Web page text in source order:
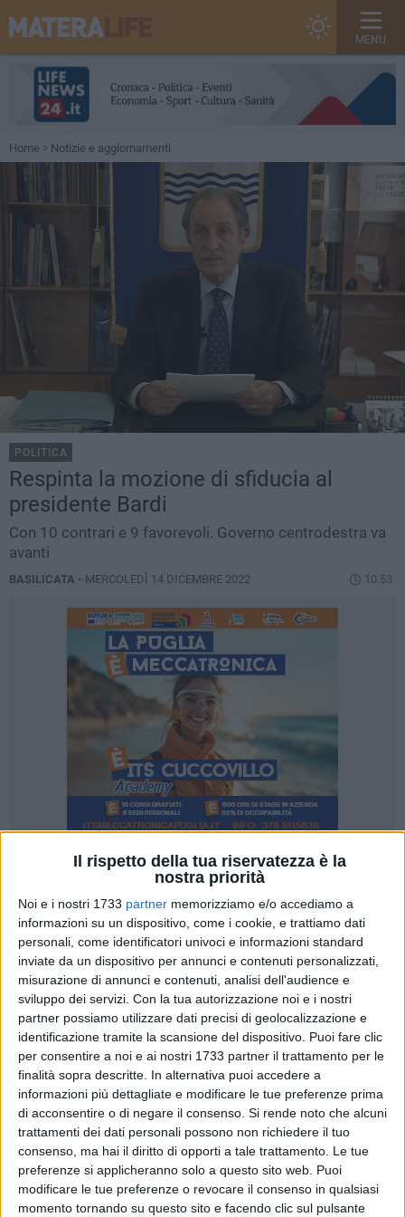
Il rispetto della tua riservatezza è la
nostra priorità
Noi e i nostri 1733 partner memorizziamo e/o accediamo a
informazioni su un dispositivo, come i cookie, e trattiamo dati
personali, come identificatori univoci e informazioni standard
inviate da un dispositivo per annunci e contenuti personalizzati,
misurazione di annunci e contenuti, analisi dell'audience e
sviluppo dei servizi. Con la tua autorizzazione noi e i nostri
partner possiamo utilizzare dati precisi di geolocalizzazione e
identificazione tramite la scansione del dispositivo. Puoi fare clic
per consentire a noi e ai nostri 1733 partner il trattamento per le
finalità sopra descritte. In alternativa puoi accedere a
informazioni più dettagliate e modificare le tue preferenze prima
di acconsentire o di negare il consenso. Si rende noto che alcuni
trattamenti dei dati personali possono non richiedere il tuo
consenso, ma hai il diritto di opporti a tale trattamento. Le tue
preferenze si applicheranno solo a questo sito web. Puoi
modificare le tue preferenze o revocare il consenso in qualsiasi
momento tornando su questo sito e facendo clic sul pulsante
MENU
Home Notizie e aggiornamenti
POLITICA
Respinta la mozione di sfiducia al
presidente Bardi
Con 10 contrari e 9 favorevoli. Governo centrodestra va
avanti
BASILICATA - MERCOLEDÌ 14 DICEMBRE 2022 10.53
Il Consiglio regionale della Basilicata ha respinto la mozione
di sfiducia presentata al presidente della giunta regionale
Vito Bardi e al governo da lui guidato. Dieci i voti contrari
alla mozione e nove quelli favorevoli, due gli assenti tra i
consiglieri.
Tra i favorevoli anche gli ex leghisti Gianmichele Vizziello e
Massimo Zullino che nei giorni scorsi hanno abbandonato la
maggioranza passando al gruppo misto.
Il dibattito è stato molto lungo ed è durato oltre sei ore. Il
documento di sfiducia era stato presentato da dieci
consiglieri, di cui otto di opposizione e tra questi non siede
più nell'assise Carmela Carlucci, del Movimento 5 stelle, a
cui è subentrato Gino Giorgetti che ha ottenuto la ri-